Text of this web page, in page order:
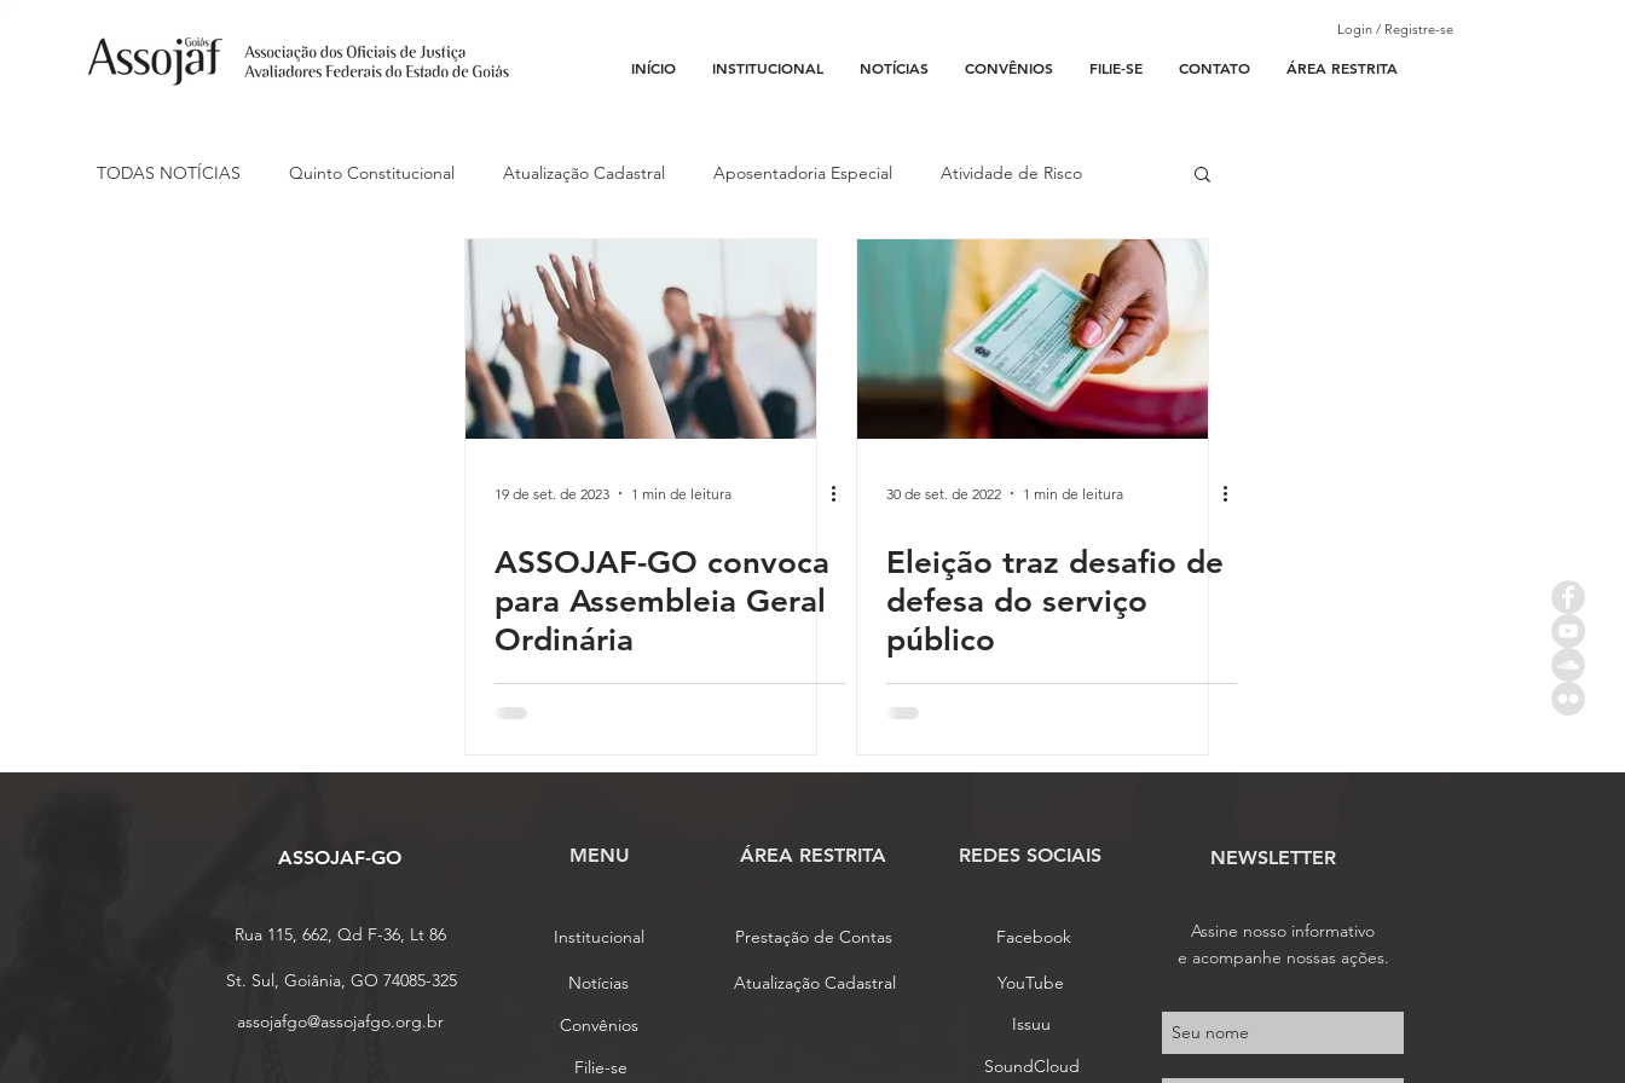
INÍCIO INSTITUCIONAL NOTÍCIAS CONVÊNIOS FILIE-SE CONTATO ÁREA RESTRITA
Login / Registre-se
TODAS NOTÍCIAS Quinto Constitucional Atualização Cadastral Aposentadoria Especial Atividade de Risco
Convênios Entidades Parceiras
Isenção Fiscal Justiça do Trabalho Justiça Federal
Categoria sem título Dossiê Opinião Reforma Administrativa Covid-19
19 de set. de 2023 1 min de leitura
ASSOJAF-GO convoca
para Assembleia Geral
Ordinária
30 de set. de 2022 1 min de leitura
Eleição traz desafio de
defesa do serviço
público
ASSOJAF-GO MENU ​ÁREA RESTRITA REDES SOCIAIS NEWSLETTER
Rua 115, 662, Qd F-36, Lt 86
St. Sul, Goiânia, GO 74085-325
assojafgo@assojafgo.org.br
Institucional
Notícias
Prestação de Contas
Atualização Cadastral
Convênios
Filie-se
Facebook
YouTube
Issuu
SoundCloud
Assine nosso informativo
e acompanhe nossas ações.